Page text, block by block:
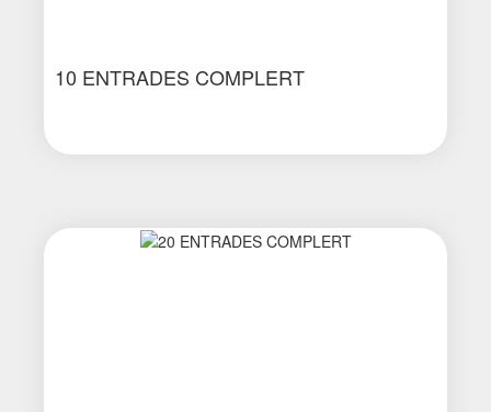
10 ENTRADES COMPLERT